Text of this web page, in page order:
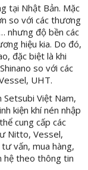
tại Nhật Bản. Mặc
so với các thương
nhưng độ bền các
hiệu kia. Do đó,
đặc biệt là khi
so với các
UHT.
Việt Nam,
kiện khí nén nhập
cung cấp các
Nitto, Vessel,
vấn, mua hàng,
hệ theo thông tin